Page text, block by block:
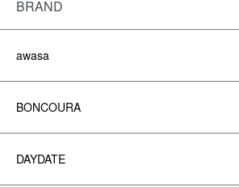
BRAND
awasa
BONCOURA
DAYDATE